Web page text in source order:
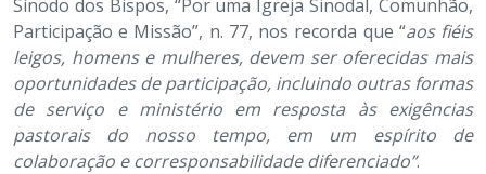
Sínodo dos Bispos, “Por uma Igreja Sinodal, Comunhão,
Participação e Missão”, n. 77, nos recorda que “aos fiéis
leigos, homens e mulheres, devem ser oferecidas mais
oportunidades de participação, incluindo outras formas
de serviço e ministério em resposta às exigências
pastorais do nosso tempo, em um espírito de
colaboração e corresponsabilidade diferenciado”.